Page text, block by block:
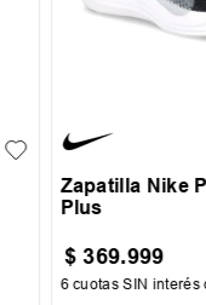
Zapatilla Nike
Plus
$ 369.999
6 cuotas SIN